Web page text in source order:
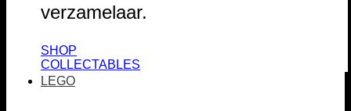
verzamelaar.
SHOP
COLLECTABLES
LEGO